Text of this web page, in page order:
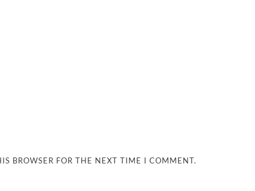
BROWSER FOR THE NEXT TIME I COMMENT.